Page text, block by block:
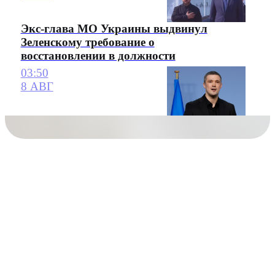
Экс-глава МО Украины выдвинул
Зеленскому требование о
восстановлении в должности
03:50
8 АВГ